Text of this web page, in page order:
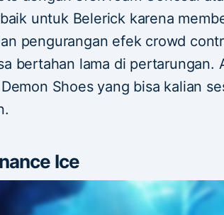
untuk Belerick karena
pengurangan efek crowd
bertahan lama di pertarungan.
Shoes yang bisa kalian
Ice